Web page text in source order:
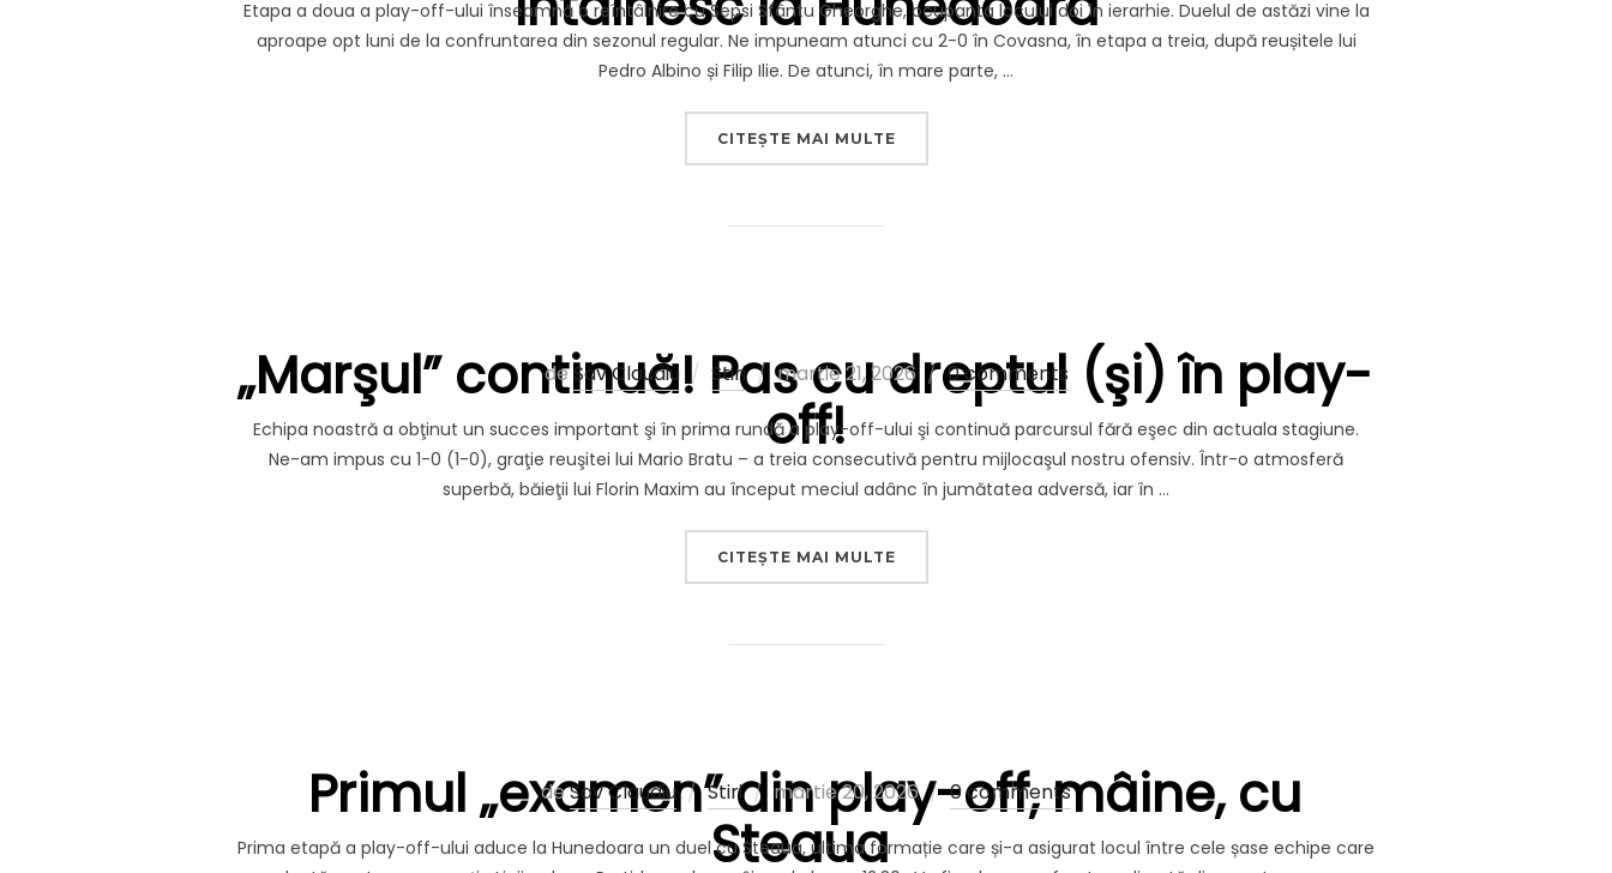
Etapa a doua a play-off-ului înseamnă o reîntâlnire cu Sepsi Sfântu Gheorghe, ocupanta locului doi în ierarhie. Duelul de astăzi vine la
aproape opt luni de la confruntarea din sezonul regular. Ne impuneam atunci cu 2-0 în Covasna, în etapa a treia, după reușitele lui
Pedro Albino și Filip Ilie. De atunci, în mare parte, …
CITEȘTE MAI MULTE„CELE MAI BUNE ECHIPE DIN CAMPIONAT SE ÎNTÂLNESC LA HUNEDOARA”
„Marşul” continuă! Pas cu dreptul (şi) în play-
off!
deSav Claudiu Stiri
Publicat
pe
martie 21, 2026 0 comments
Echipa noastră a obţinut un succes important şi în prima rundă a play-off-ului şi continuă parcursul fără eşec din actuala stagiune.
Ne-am impus cu 1-0 (1-0), graţie reuşitei lui Mario Bratu – a treia consecutivă pentru mijlocaşul nostru ofensiv. Într-o atmosferă
superbă, băieţii lui Florin Maxim au început meciul adânc în jumătatea adversă, iar în …
CITEȘTE MAI MULTE„„MARŞUL” CONTINUĂ! PAS CU DREPTUL (ŞI) ÎN PLAY-OFF!”
Primul „examen” din play-off, mâine, cu
Steaua
deSav Claudiu Stiri
Publicat
pe
martie 20, 2026 0 comments
Prima etapă a play-off-ului aduce la Hunedoara un duel cu Steaua, ultima formație care și-a asigurat locul între cele șase echipe care